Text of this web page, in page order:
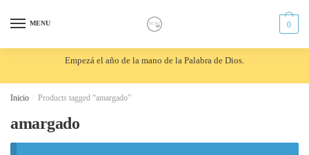
MENU 0
Empezá el año de la mano de la Palabra de Dios.
Inicio Products tagged “amargado”
amargado